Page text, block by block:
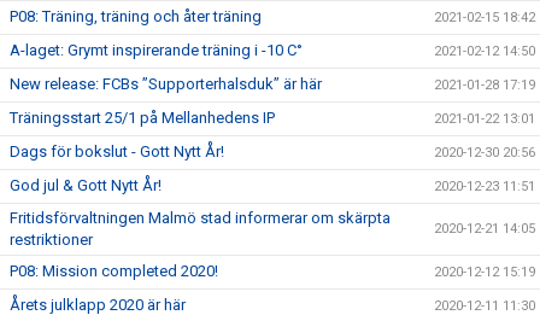
P08: Träning, träning och åter träning 2021-02-15 18:42
A-laget: Grymt inspirerande träning i -10 C° 2021-02-12 14:50
New release: FCBs ”Supporterhalsduk” är här 2021-01-28 17:19
Träningsstart 25/1 på Mellanhedens IP 2021-01-22 13:01
Dags för bokslut - Gott Nytt År! 2020-12-30 20:56
God jul & Gott Nytt År! 2020-12-23 11:51
Fritidsförvaltningen Malmö stad informerar om skärpta
restriktioner
2020-12-21 14:05
P08: Mission completed 2020! 2020-12-12 15:19
Årets julklapp 2020 är här 2020-12-11 11:30